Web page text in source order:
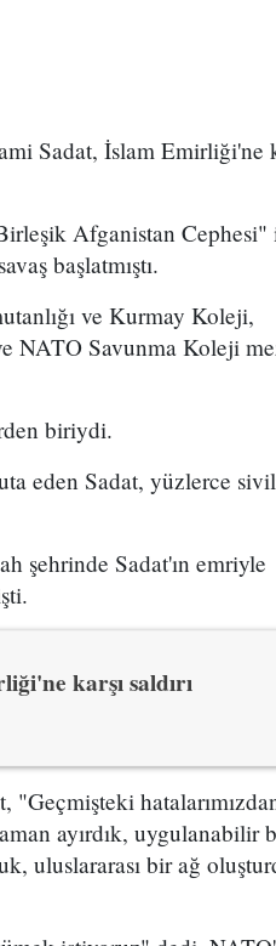
Sadat, İslam Emirliği'ne
Afganistan Cephesi"
başlatmıştı.
ve Kurmay Koleji,
NATO Savunma Koleji
biriydi.
eden Sadat, yüzlerce
şehrinde Sadat'ın emriyle
karşı saldırı
ayırdık, uygulanabilir
uluslararası bir ağ